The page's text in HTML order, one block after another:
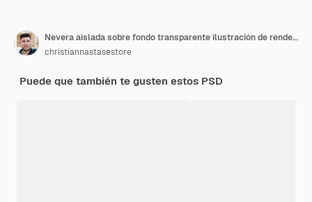
Nevera aislada sobre fondo transparente ilustración de renderizado 3d
christiannastasestore
Puede que también te gusten estos PSD